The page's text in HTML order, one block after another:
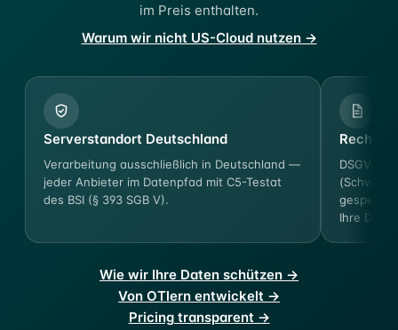
im Preis enthalten.
Warum wir nicht US-Cloud nutzen →
Serverstandort Deutschland
Verarbeitung ausschließlich in Deutschland —
jeder Anbieter im Datenpfad mit C5-Testat
des BSI (§ 393 SGB V).
DSGVO-
Ihre
Wie wir Ihre Daten schützen →
Von OTlern entwickelt →
Pricing transparent →